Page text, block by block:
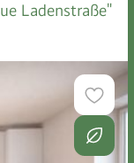
Ladenstraße"